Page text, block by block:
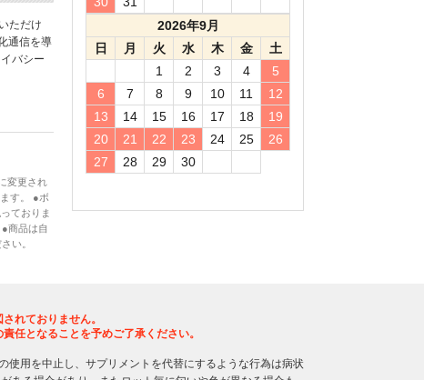
ただけ
通信を導
バシー
変更され
す。 ●ボ
ておりま
商品は自
い。
2026年9月
日
月 火 水 木 金
土
1
2 3 4
5
6
7 8 9 10 11
12
13
14 15 16 17 18
19
20
21 22 23 24 25
26
27
28 29 30
れておりません。
任となることを予めご了承ください。
用を中止し、サプリメントを代替にするような行為は病状